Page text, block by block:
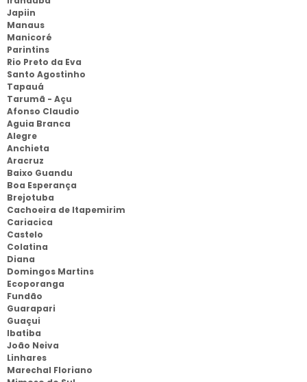
Japiin
Manaus
Manicoré
Parintins
Rio Preto da Eva
Santo Agostinho
Tapauá
Tarumã - Açu
Afonso Claudio
Aguia Branca
Alegre
Anchieta
Aracruz
Baixo Guandu
Boa Esperança
Brejotuba
Cachoeira de Itapemirim
Cariacica
Castelo
Colatina
Diana
Domingos Martins
Ecoporanga
Fundão
Guarapari
Guaçui
Ibatiba
João Neiva
Linhares
Marechal Floriano